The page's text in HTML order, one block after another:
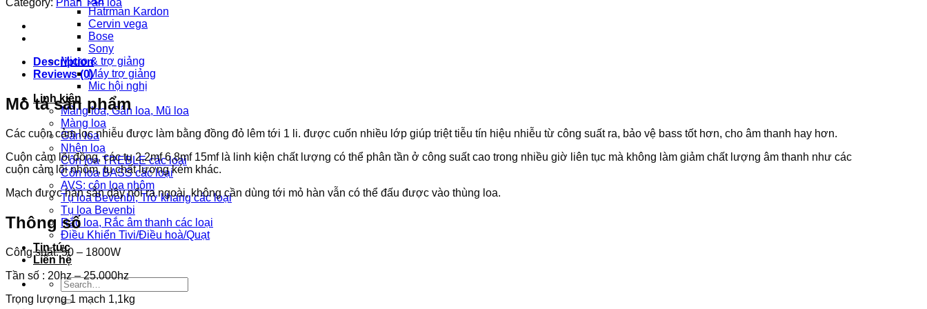
Hatrman Kardon
Cervin vega
Bose
Sony
Micro & trợ giảng
Máy trợ giảng
Mic hội nghị
Linh kiện
Màng loa, Gân loa, Mũ loa
Màng loa
Gân loa
Nhện loa
Côn loa TREBLE các loại
Côn loa BASS các loại
AVS: côn loa nhôm
Tụ loa Bevenbi, Trở kháng các loại
Tụ loa Bevenbi
Rắc loa, Rắc âm thanh các loại
Điều Khiển Tivi/Điều hoà/Quạt
Tin tức
Liên hệ
Search
for:
Description
Reviews (0)
Mô tả sản phẩm
Các cuộn cảm lọc nhiễu được làm bằng đồng đỏ lêm tới 1 li. được cuốn nhiều lớp giúp triệt tiễu tín hiệu nhiễu từ công suất ra, bảo vệ bass tốt hơn, cho âm thanh hay hơn.
Cuộn cảm lõi đồng, các tụ 2,2mf 6,8mf 15mf là linh kiện chất lượng có thể phân tần ở công suất cao trong nhiều giờ liên tục mà không làm giảm chất lượng âm thanh như các
cuộn cảm lõi nhôm, tụ chất lượng kém khác.
Mạch được hàn sẵn dây nối ra ngoài, không cần dùng tới mỏ hàn vẫn có thể đấu được vào thùng loa.
Thông số
Công suất: 50 – 1800W
Tần số : 20hz – 25.000hz
Trọng lượng 1 mạch 1,1kg